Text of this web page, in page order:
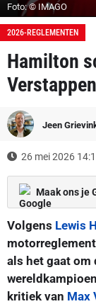
Foto: © IMAGO
2026-REGLEMENTEN
Hamilton
Jeen
26 mei 2026
Maak ons je
Volgens Lewis
als het gaat om
kritiek van Max